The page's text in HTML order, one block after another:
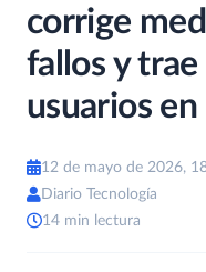
corrige
fallos y trae
usuarios en
12 de mayo de 2026,
Diario Tecnología
14 min lectura